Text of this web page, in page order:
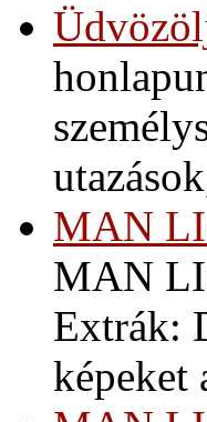
MAN
MAN
Extrák:
képeket